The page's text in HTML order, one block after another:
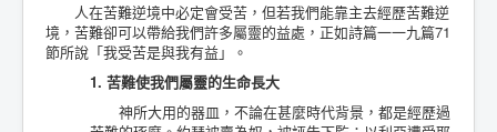
人在苦難逆境中必定會受苦，但若我們能靠主去經歷苦難逆
境，苦難卻可以帶給我們許多屬靈的益處，正如詩篇一一九篇71
節所說「我受苦是與我有益」。
1. 苦難使我們屬靈的生命長大
神所大用的器皿，不論在甚麼時代背景，都是經歷過